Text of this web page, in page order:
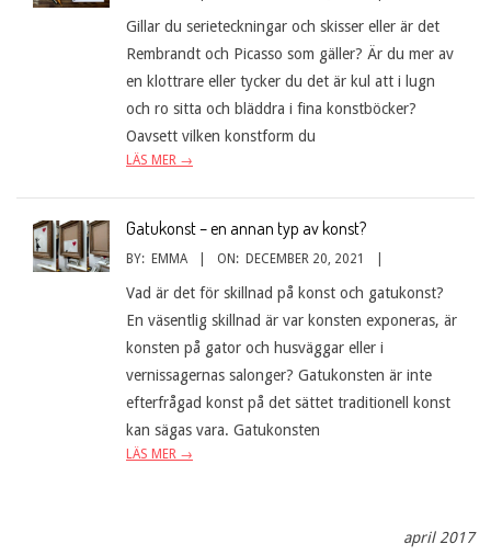
Gillar du serieteckningar och skisser eller är det
Rembrandt och Picasso som gäller? Är du mer av
en klottrare eller tycker du det är kul att i lugn
och ro sitta och bläddra i fina konstböcker?
Oavsett vilken konstform du
LÄS MER →
Gatukonst – en annan typ av konst?
BY: EMMA ON: DECEMBER 20, 2021
Vad är det för skillnad på konst och gatukonst?
En väsentlig skillnad är var konsten exponeras, är
konsten på gator och husväggar eller i
vernissagernas salonger? Gatukonsten är inte
efterfrågad konst på det sättet traditionell konst
kan sägas vara. Gatukonsten
LÄS MER →
april 2017